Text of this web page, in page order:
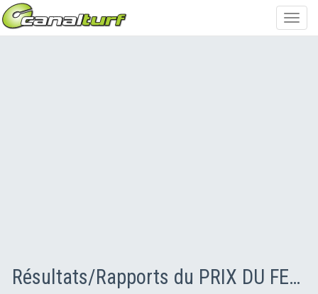
Résultats/Rapports du PRIX DU FEU DE CAP CAVEAUX